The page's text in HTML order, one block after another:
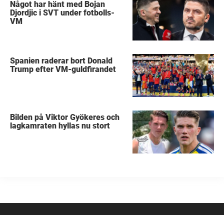
Något har hänt med Bojan
Djordjic i SVT under fotbolls-
VM
Spanien raderar bort Donald
Trump efter VM-guldfirandet
Bilden på Viktor Gyökeres och
lagkamraten hyllas nu stort